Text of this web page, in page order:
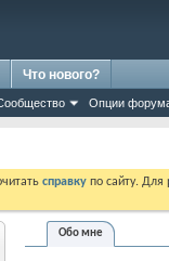
Опции
Что нового?
справку по сайту.
Обо мне